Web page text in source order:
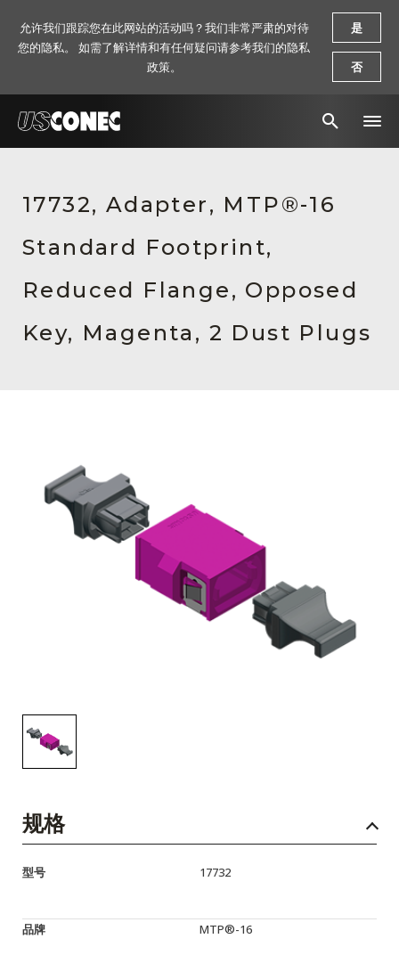
解决方案
产品
资源
关于我们
合作伙伴
工作机会
17732, Adapter, MTP®-16
Standard Footprint,
Reduced Flange, Opposed
Key, Magenta, 2 Dust Plugs
规格
型号 17732
品牌 MTP®-16
允许我们跟踪您在此网站的活动吗？我们非常严肃的对待
您的隐私。 如需了解详情和有任何疑问请参考我们的隐私
政策。
是
否